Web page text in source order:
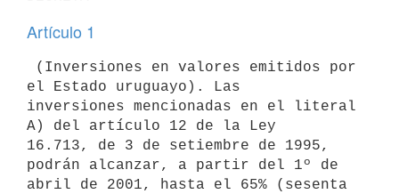
Artículo 1
el Estado uruguayo). Las
inversiones mencionadas en el literal
A) del artículo 12 de la Ley
16.713, de 3 de setiembre de 1995,
podrán alcanzar, a partir del 1º de
abril de 2001, hasta el 65% (sesenta